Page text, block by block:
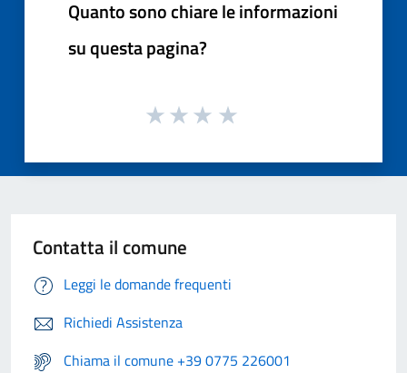
Quanto sono chiare le informazioni
su questa pagina?
Contatta il comune
Leggi le domande frequenti
Richiedi Assistenza
Chiama il comune +39 0775 226001